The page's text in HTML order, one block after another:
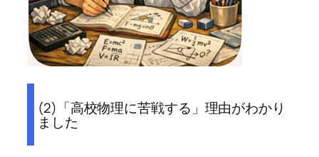
(2)「高校物理に苦戦する」理由がわかり
ました